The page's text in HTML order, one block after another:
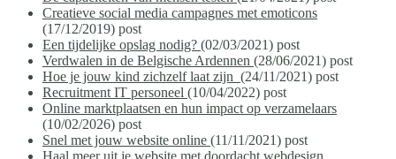
Creatieve social media campagnes met emoticons
(17/12/2019) post
Een tijdelijke opslag nodig? (02/03/2021) post
Verdwalen in de Belgische Ardennen (28/06/2021) post
Hoe je jouw kind zichzelf laat zijn (24/11/2021) post
Recruitment IT personeel (10/04/2022) post
Online marktplaatsen en hun impact op verzamelaars
(10/02/2026) post
Snel met jouw website online (11/11/2021) post
Haal meer uit je website met doordacht webdesign